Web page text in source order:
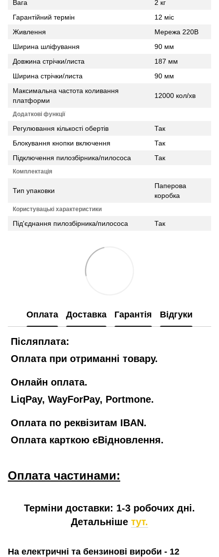
Вага
2 кг
Гарантійний термін
12 міс
Живлення
Мережа 220В
Ширина шліфування
90 мм
Довжина стрічки/листа
187 мм
Ширина стрічки/листа
90 мм
Максимальна частота коливання
платформи
12000 кол/хв
Додаткові функції
Регулювання кількості обертів
Так
Блокування кнопки включення
Так
Підключення пилозбірника/пилососа
Так
Комплектація
Тип упаковки
Паперова
коробка
Користувацькі характеристики
Під'єднання пилозбірника/пилососа Так
Оплата Доставка Гарантія Відгуки
Післяплата:
Оплата при отриманні товару.
Онлайн оплата.
LiqPay, WayForPay, Portmone.
Оплата по реквізитам IBAN.
Оплата карткою єВідновлення.
Оплата частинами:
Терміни доставки: 1-3 робочих дні.
Детальніше тут.
На електричні та бензинові вироби - 12